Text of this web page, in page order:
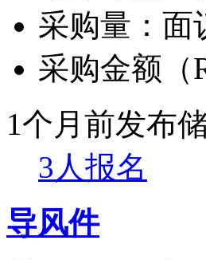
采购量： 面
采购金额（
1个月前发布
3人报名
导风件